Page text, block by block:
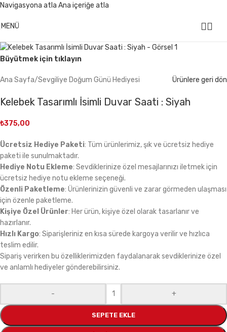
Navigasyona atla Ana içeriğe atla
MENÜ
Büyütmek için tıklayın
Ana Sayfa/Sevgiliye Doğum Günü Hediyesi Ürünlere geri dön
Kelebek Tasarımlı İsimli Duvar Saati : Siyah
₺375,00
Ücretsiz Hediye Paketi: Tüm ürünlerimiz, şık ve ücretsiz hediye
paketi ile sunulmaktadır.
Hediye Notu Ekleme: Sevdiklerinize özel mesajlarınızı iletmek için
ücretsiz hediye notu ekleme seçeneği.
Özenli Paketleme: Ürünlerinizin güvenli ve zarar görmeden ulaşması
için özenle paketleme.
Kişiye Özel Ürünler: Her ürün, kişiye özel olarak tasarlanır ve
hazırlanır.
Hızlı Kargo: Siparişleriniz en kısa sürede kargoya verilir ve hızlıca
teslim edilir.
Sipariş verirken bu özelliklerimizden faydalanarak sevdiklerinize özel
ve anlamlı hediyeler gönderebilirsiniz.
- +
SEPETE EKLE